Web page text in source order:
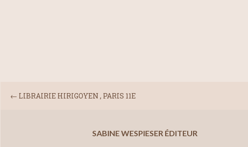
← LIBRAIRIE HIRIGOYEN , PARIS 11E
SABINE WESPIESER ÉDITEUR